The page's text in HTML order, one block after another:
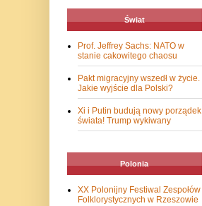
Świat
Prof. Jeffrey Sachs: NATO w
stanie cakowitego chaosu
Pakt migracyjny wszedł w życie.
Jakie wyjście dla Polski?
Xi i Putin budują nowy porządek
świata! Trump wykiwany
Polonia
XX Polonijny Festiwal Zespołów
Folklorystycznych w Rzeszowie